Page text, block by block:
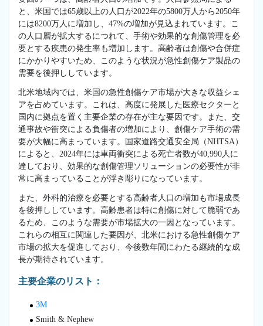
と、米国では65歳以上の人口が2022年の5800万人から2050年
には8200万人に増加し、47%の増加が見込まれています。こ
の人口層が拡大するにつれて、手術や効果的な創傷管理を必
要とする疾患の発生率も増加します。高齢者は創傷や合併症
にかかりやすいため、このような状況が急性創傷ケア製品の
需要を後押ししています。
北米地域内では、米国の急性創傷ケア市場が大きな収益シェ
アを占めています。これは、高度に発展した医療セクターと
国内に拠点を置く主要企業の存在が主な要因です。また、交
通事故や衝突による負傷者の増加により、創傷ケア手術の需
要が大幅に高まっています。国家道路交通安全局（NHTSA）
によると、2024年には車両衝突による死亡者数が40,990人に
達しており、効果的な創傷管理ソリューションの必要性が非
常に高まっていることが浮き彫りになっています。
また、外科的治療を必要とする高齢者人口の増加も市場成長
を後押ししています。高齢患者は特に創傷に対して脆弱であ
るため、このような需要が市場拡大の一因となっています。
これらの相互に関連した要因が、北米における急性創傷ケア
市場の拡大を促進しており、今後数年間にわたる継続的な成
長が期待されています。
主要企業のリスト：
3M
Smith & Nephew